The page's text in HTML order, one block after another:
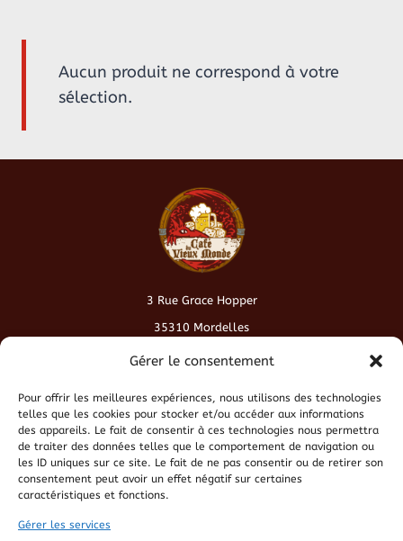
Gérer le consentement
Pour offrir les meilleures expériences, nous utilisons des technologies
telles que les cookies pour stocker et/ou accéder aux informations
des appareils. Le fait de consentir à ces technologies nous permettra
de traiter des données telles que le comportement de navigation ou
les ID uniques sur ce site. Le fait de ne pas consentir ou de retirer son
consentement peut avoir un effet négatif sur certaines
caractéristiques et fonctions.
Gérer les services
Aucun produit ne correspond à votre
sélection.
3 Rue Grace Hopper
35310 Mordelles
contact@cafeduvieuxmonde.fr
Conditions générales de vente
Politique de cookies
Politique de confidentialité